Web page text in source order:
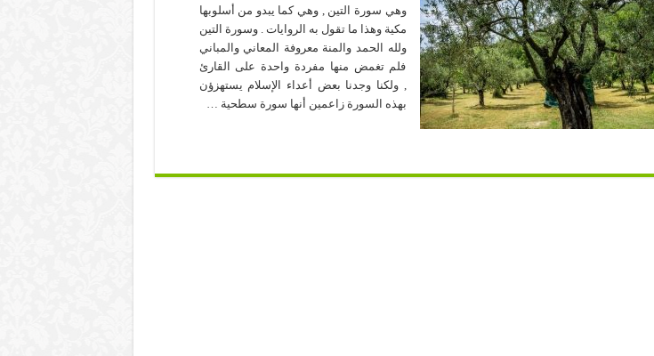
وهي سورة التين , وهي كما يبدو من أسلوبها
مكية وهذا ما تقول به الروايات . وسورة التين
ولله الحمد والمنة معروفة المعاني والمباني
فلم تغمض منها مفردة واحدة على القارئ
, ولكنا وجدنا بعض أعداء الإسلام يستهزؤن
بهذه السورة زاعمين أنها سورة سطحية …